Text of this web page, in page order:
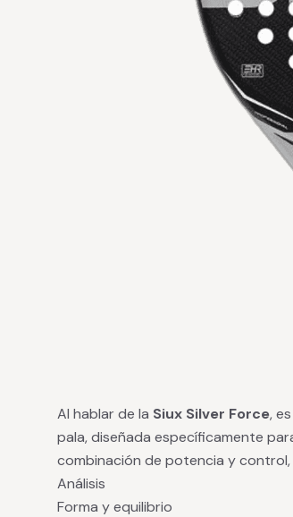
Al hablar de la Siux Silver Force,
pala, diseñada específicamente
combinación de potencia y
Análisis
Forma y equilibrio